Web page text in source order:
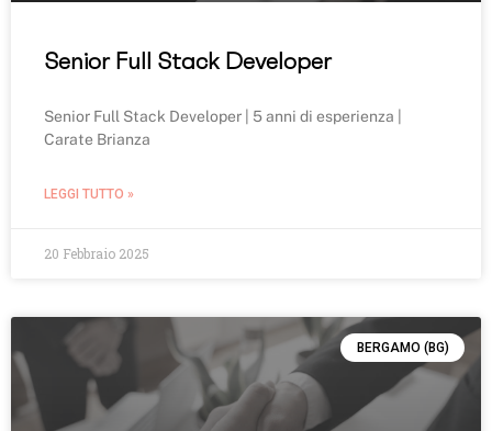
Senior Full Stack Developer
Senior Full Stack Developer | 5 anni di esperienza |
Carate Brianza
LEGGI TUTTO »
20 Febbraio 2025
BERGAMO (BG)